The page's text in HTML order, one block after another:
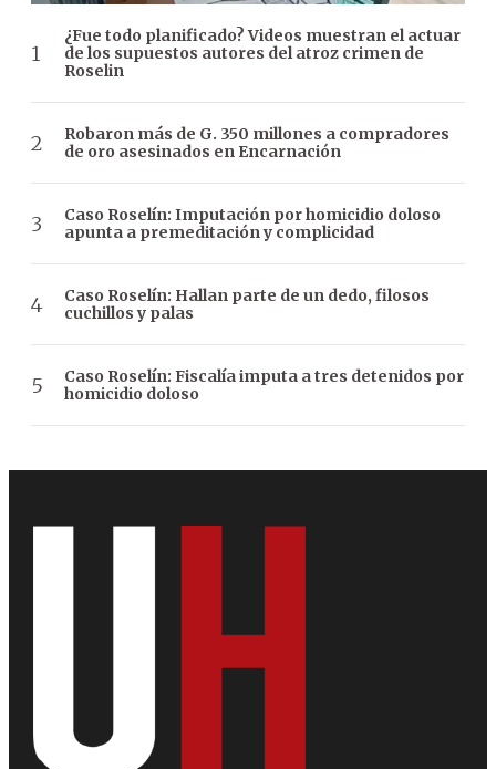
¿Fue todo planificado? Videos muestran el actuar
de los supuestos autores del atroz crimen de
Roselin
Robaron más de G. 350 millones a compradores
de oro asesinados en Encarnación
Caso Roselín: Imputación por homicidio doloso
apunta a premeditación y complicidad
Caso Roselín: Hallan parte de un dedo, filosos
cuchillos y palas
Caso Roselín: Fiscalía imputa a tres detenidos por
homicidio doloso